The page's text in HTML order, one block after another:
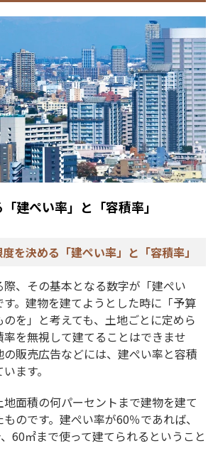
建ぺい率」と「容積率」
を決める「建ぺい率」と「容積率」
、その基本となる数字が「建ぺい
。建物を建てようとした時に「予算
を」と考えても、土地ごとに定めら
を無視して建てることはできませ
販売広告などには、建ぺい率と容積
ます。
面積の何パーセントまで建物を建て
のです。建ぺい率が60％であれば、
60㎡まで使って建てられるということ